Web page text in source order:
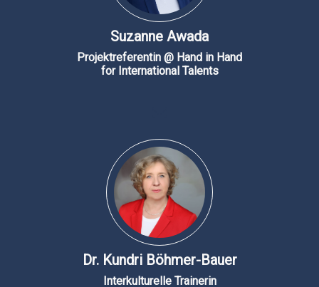
Suzanne Awada
Projektreferentin @ Hand in Hand
for International Talents
Dr. Kundri Böhmer-Bauer
Interkulturelle Trainerin